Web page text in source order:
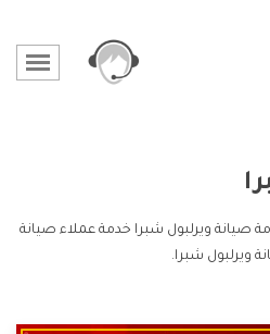
صيانة ويرلبول شبرا خدمة عملاء صيانة
ويرلبول شبرا.